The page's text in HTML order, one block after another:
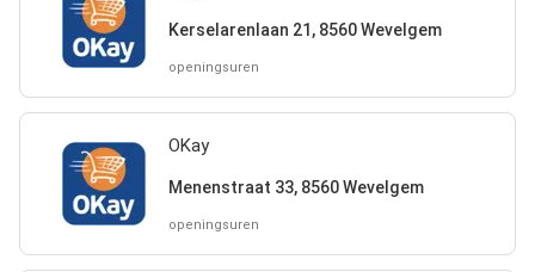
Kerselarenlaan 21, 8560 Wevelgem
openingsuren
OKay
Menenstraat 33, 8560 Wevelgem
openingsuren